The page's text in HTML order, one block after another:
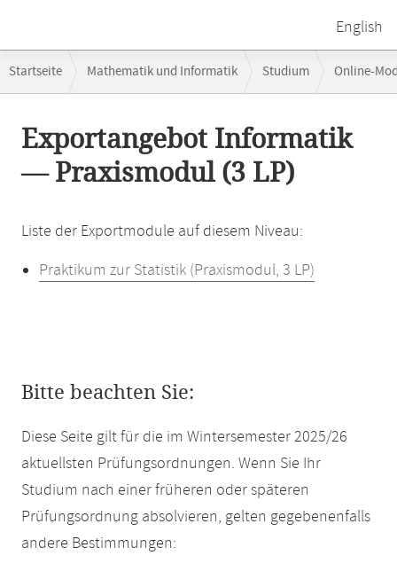
English
Navigation
Startseite Mathematik und Informatik Studium Online-
Exportangebot Informatik
— Praxismodul (3 LP)
Liste der Exportmodule auf diesem Niveau:
Praktikum zur Statistik (Praxismodul, 3 LP)
Bitte beachten Sie:
Diese Seite gilt für die im Wintersemester 2025/26
aktuellsten Prüfungsordnungen. Wenn Sie Ihr
Studium nach einer früheren oder späteren
Prüfungsordnung absolvieren, gelten gegebenenfalls
andere Bestimmungen: